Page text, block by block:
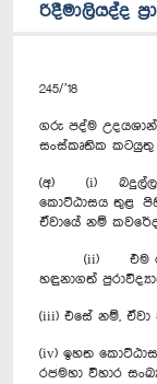
රිදීමාලියද්ද
245/’18
ගරු පද්ම
සංස්කෘතික කටයුතු
(අ) (i) බදුල්ල
කොට්ඨාසය තුළ
ඒවායේ නම්
(ii) එම
හඳුනාගත්
(iii) එසේ නම්, ඒවා
(iv) ඉහත
රජමහා විහාර